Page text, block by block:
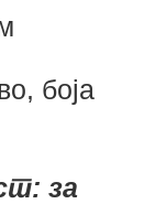
боја
за